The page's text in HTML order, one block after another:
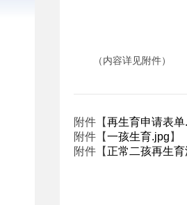
（内容详见附件）
附件【再生育申请表单
附件【一孩生育.jpg 】
附件【 正常二孩再生